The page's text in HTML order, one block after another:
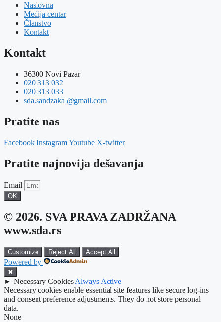
Naslovna
Medija centar
Članstvo
Kontakt
Kontakt
36300 Novi Pazar
020 313 032
020 313 033
sda.sandzaka @gmail.com
Pratite nas
Facebook InstagramYoutube X-twitter
Pratite najnovija dešavanja
Email
OK
© 2026. SVA PRAVA ZADRŽANA
www.sda.rs
Customize Reject All Accept All
Powered by
✖
► Necessary Cookies Always Active
Necessary cookies enable essential site features like secure log-ins
and consent preference adjustments. They do not store personal
data.
None